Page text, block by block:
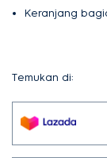
Keranjang
Temukan di: